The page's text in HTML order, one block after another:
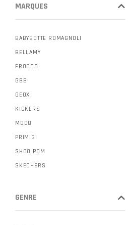
MARQUES
BABYBOTTE ROMAGNOLI
BELLAMY
FRODDO
GBB
GEOX
KICKERS
MOD8
PRIMIGI
SHOO POM
SKECHERS
GENRE